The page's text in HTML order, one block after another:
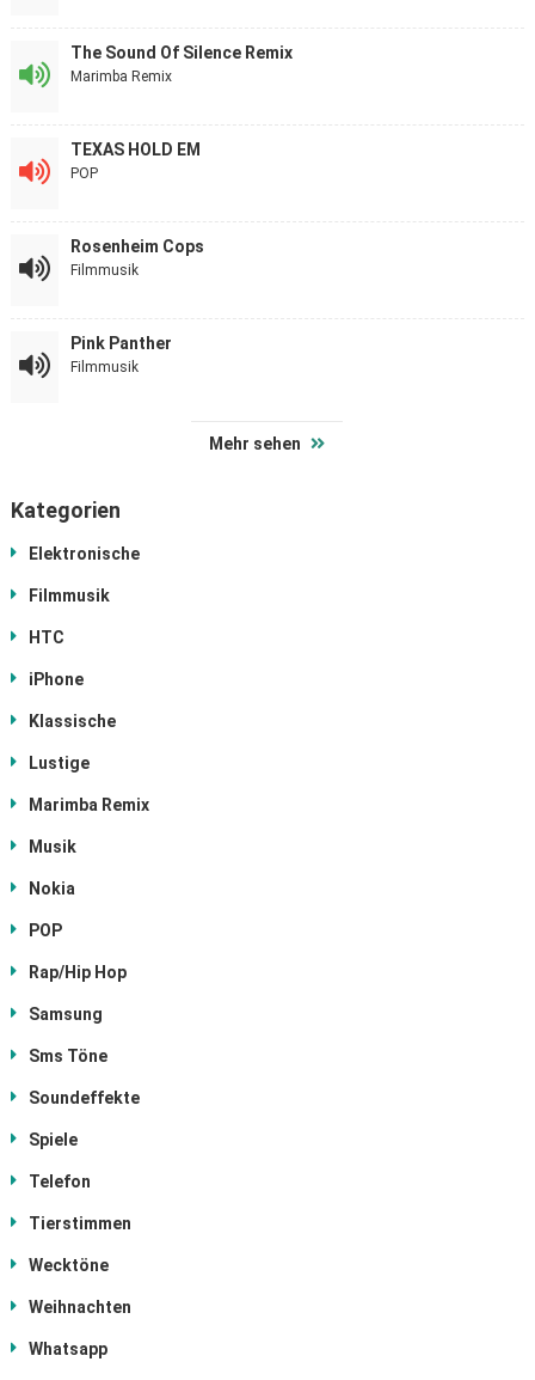
The Sound Of Silence Remix
Marimba Remix
TEXAS HOLD EM
POP
Rosenheim Cops
Filmmusik
Pink Panther
Filmmusik
Mehr sehen
Kategorien
Elektronische
Filmmusik
HTC
iPhone
Klassische
Lustige
Marimba Remix
Musik
Nokia
POP
Rap/Hip Hop
Samsung
Sms Töne
Soundeffekte
Spiele
Telefon
Tierstimmen
Wecktöne
Weihnachten
Whatsapp